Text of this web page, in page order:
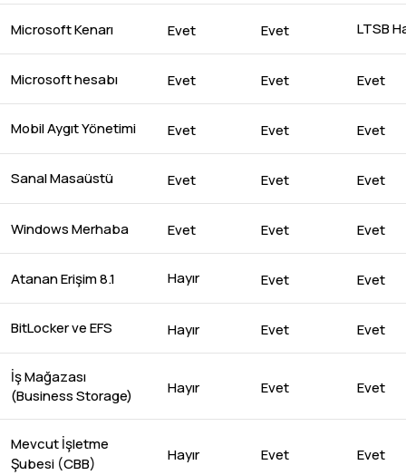
Microsoft Kenarı Evet Evet LTSB
Microsoft hesabı Evet Evet Evet
Mobil Aygıt Yönetimi Evet Evet Evet
Sanal Masaüstü Evet Evet Evet
Windows Merhaba Evet Evet Evet
Atanan Erişim 8.1 Hayır Evet Evet
BitLocker ve EFS Hayır Evet Evet
İş Mağazası
(Business Storage)
Hayır Evet Evet
Mevcut İşletme
Şubesi (CBB)
Hayır Evet Evet